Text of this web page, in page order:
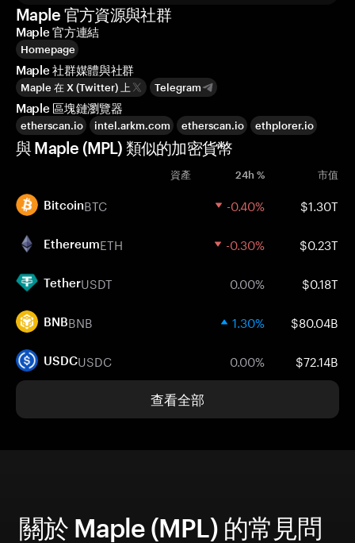
Maple 官方資源與社群
Maple 官方連結
Homepage
Maple 社群媒體與社群
Maple 在 X (Twitter) 上 Telegram
Maple 區塊鏈瀏覽器
etherscan.io intel.arkm.com etherscan.io ethplorer.io
與 Maple (MPL) 類似的加密貨幣
資產 24h % 市值
BitcoinBTC -0.40% $1.30T
EthereumETH -0.30% $0.23T
TetherUSDT 0.00% $0.18T
BNBBNB 1.30% $80.04B
USDCUSDC 0.00% $72.14B
查看全部
關於 Maple (MPL) 的常見問